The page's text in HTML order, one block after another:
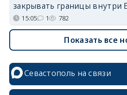
закрывать границы внутри
15:05 1 782
Показать все
Севастополь на связи